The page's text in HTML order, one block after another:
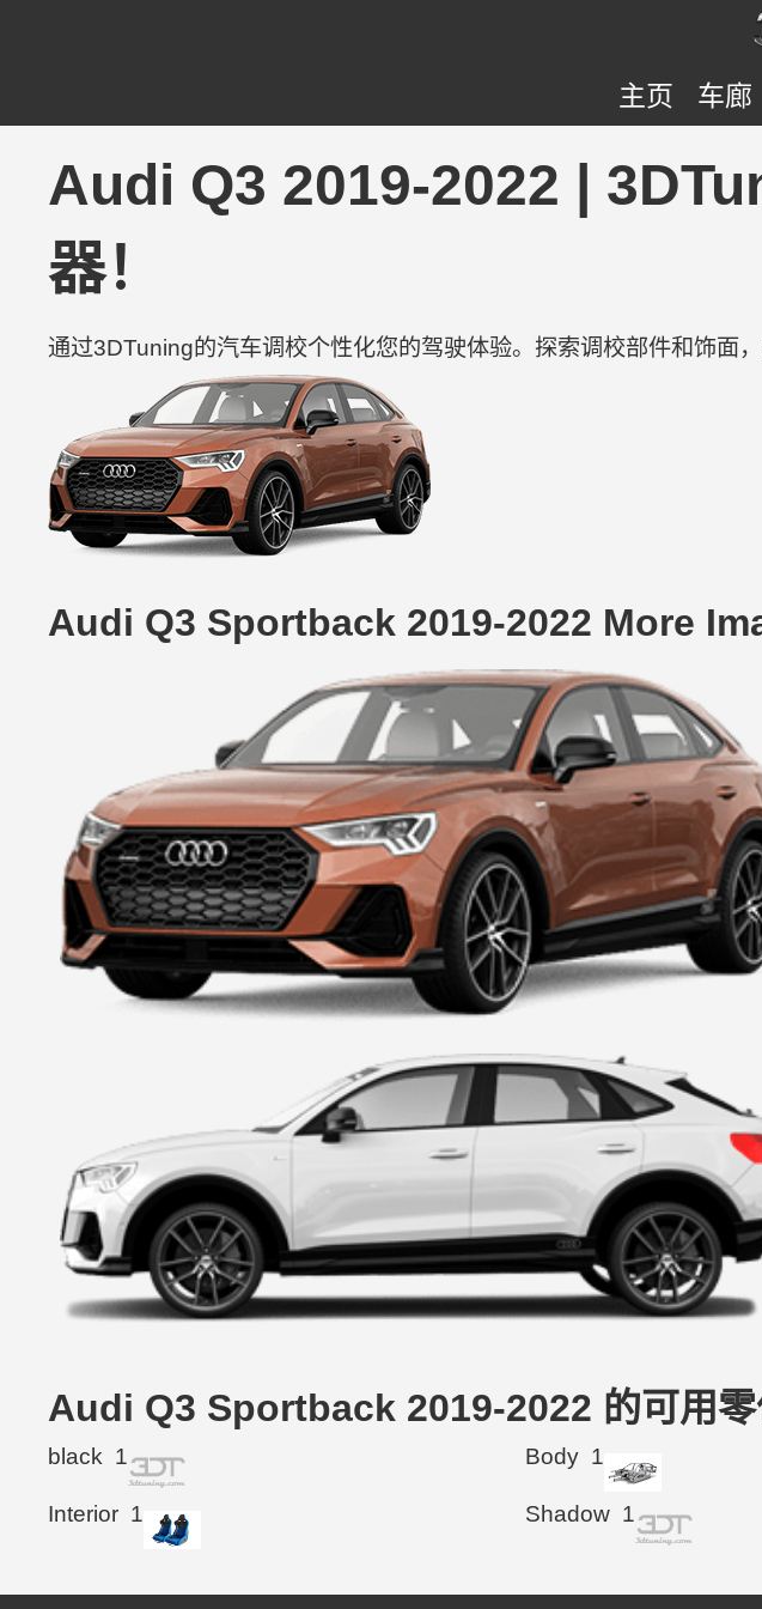
主页 车廊
Audi Q3 2019-2022 |
器！
通过3DTuning的汽车调校个性化您的驾驶体验。探索调校部件和饰面
Audi Q3 Sportback 2019-2022 More
Audi Q3 Sportback 2019-2022 的可用
black 1 Body 1
Interior 1 Shadow 1